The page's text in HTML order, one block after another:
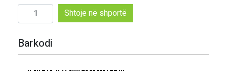
Sasi
Dietor
kokrra
6
Shtoje në shportë
Barkodi